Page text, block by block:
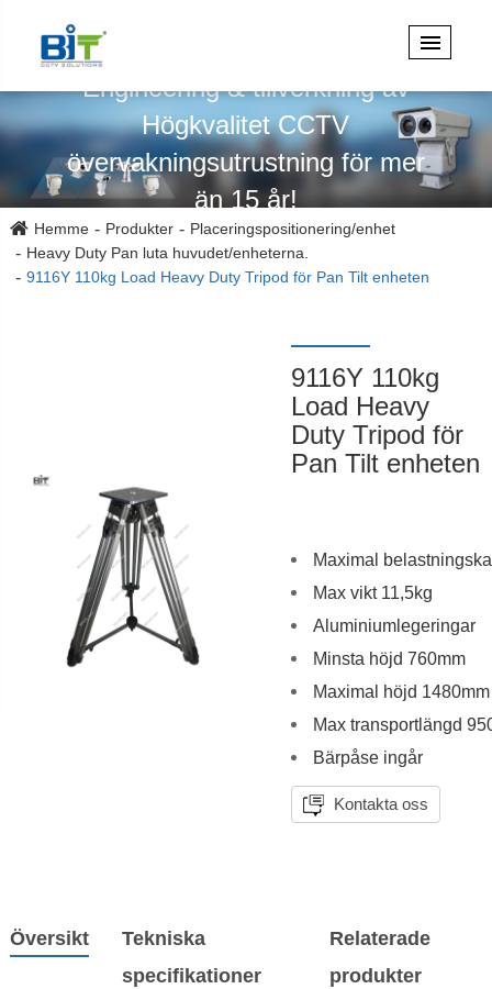
Engineering & tillverkning av
Högkvalitet CCTV
övervakningsutrustning för mer
än 15 år!
Hemme Produkter
Placeringspositionering/enhet
Heavy Duty Pan luta huvudet/enheterna.
9116Y 110kg Load Heavy Duty Tripod för Pan Tilt enheten
9116Y 110kg
Load Heavy
Duty Tripod för
Pan Tilt enheten
Maximal
Max vikt 11,5kg
Aluminiumlegeringar
Minsta höjd 760mm
Maximal höjd 1480mm
Max transportlängd
Bärpåse ingår
Kontakta oss
Översikt
Tekniska
specifikationer
Relaterade
produkter